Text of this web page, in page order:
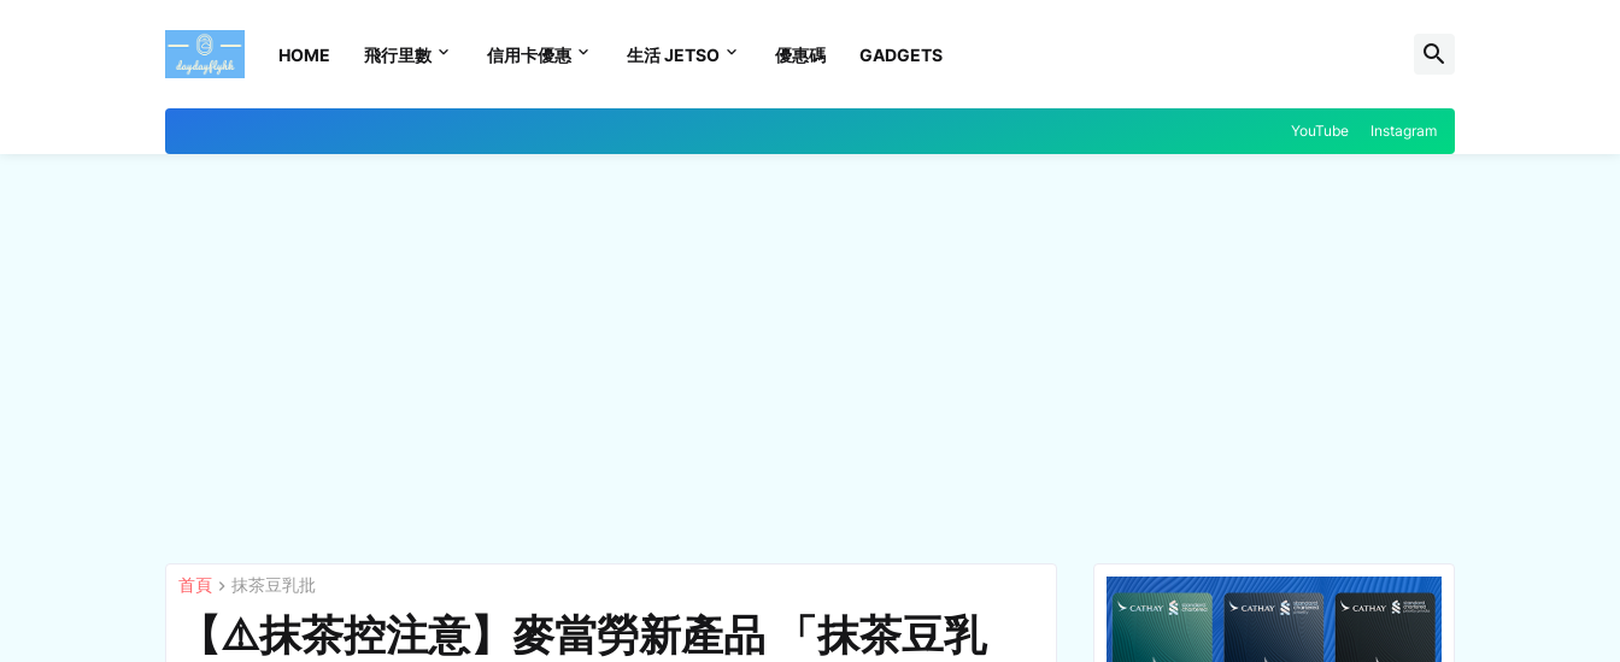
HOME 飛行里數 信用卡優惠 生活 JETSO 優惠碼 GADGETS
YouTube Instagram
首頁 抹茶豆乳批
【⚠️抹茶控注意】麥當勞新產品 「抹茶豆乳